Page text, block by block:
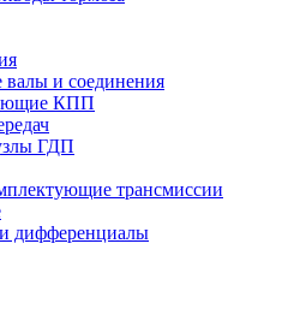
и соединения
КПП
ГДП
трансмиссии
дифференциалы